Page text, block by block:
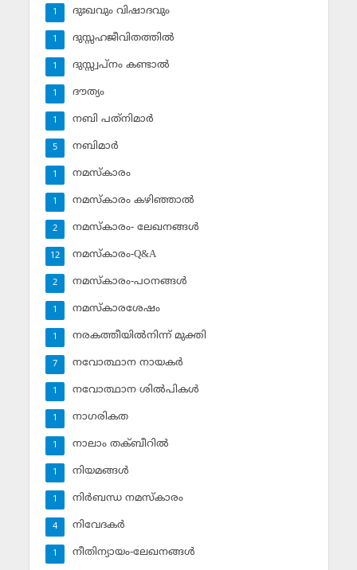
ദുഃഖവും വിഷാദവും
1
ദുസ്സഹജീവിതത്തില്‍
1
ദുസ്സ്വപ്‌നം കണ്ടാല്‍
1
ദൗത്യം
1
നബി പത്‌നിമാര്‍
1
നബിമാര്‍
5
നമസ്‌കാരം
1
നമസ്‌കാരം കഴിഞ്ഞാല്‍
1
നമസ്‌കാരം- ലേഖനങ്ങള്‍
2
നമസ്‌കാരം-Q&A
12
നമസ്‌കാരം-പഠനങ്ങള്‍
2
നമസ്‌കാരശേഷം
1
നരകത്തീയില്‍നിന്ന് മുക്തി
1
നവോത്ഥാന നായകര്‍
7
നവോത്ഥാന ശില്‍പികള്‍
1
നാഗരികത
1
നാലാം തക്ബീറില്‍
1
നിയമങ്ങള്‍
1
നിര്‍ബന്ധ നമസ്‌കാരം
1
നിവേദകര്‍
4
നീതിന്യായം-ലേഖനങ്ങള്‍
1